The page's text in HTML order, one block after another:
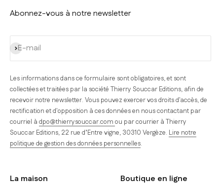
Abonnez-vous à notre newsletter
E-mail
S'inscrire
Les informations dans ce formulaire sont obligatoires, et sont
collectées et traitées par la société Thierry Souccar Editions, afin de
recevoir notre newsletter. Vous pouvez exercer vos droits d'accès, de
rectification et d'opposition à ces données en nous contactant par
courriel à dpo@thierrysouccar.com ou par courrier à Thierry
Souccar Editions, 22 rue d’Entre vigne, 30310 Vergèze. Lire notre
politique de gestion des données personnelles.
La maison Boutique en ligne